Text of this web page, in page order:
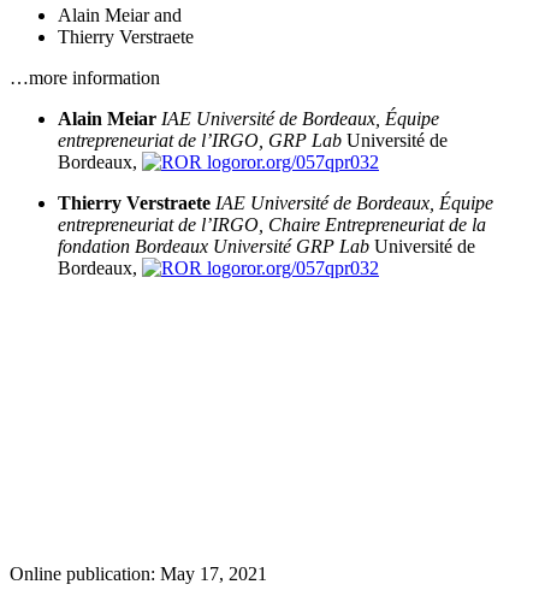
Alain Meiarand
Thierry Verstraete
…more information
Alain Meiar IAE Université de Bordeaux, Équipe
entrepreneuriat de l’IRGO, GRP Lab Université de
Bordeaux,
ror.org/057qpr032
Thierry Verstraete IAE Université de Bordeaux, Équipe
entrepreneuriat de l’IRGO, Chaire Entrepreneuriat de la
fondation Bordeaux Université GRP Lab Université de
Bordeaux,
ror.org/057qpr032
Online publication: May 17, 2021